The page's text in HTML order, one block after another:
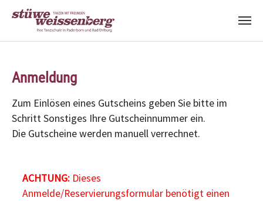
Anmeldung
Zum Einlösen eines Gutscheins geben Sie bitte im
Schritt Sonstiges Ihre Gutscheinnummer ein.
Die Gutscheine werden manuell verrechnet.
ACHTUNG:Dieses
Anmelde/Reservierungsformular benötigt einen